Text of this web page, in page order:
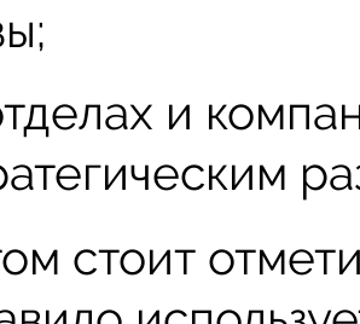
и
стоит